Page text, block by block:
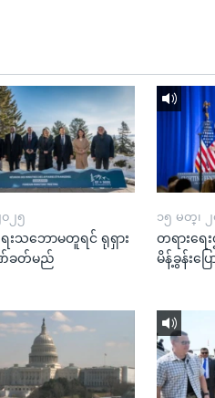
၂၅
းသဘောမတူရင် ရုရှား
ခတ်မည်
၁၅ မတ္၊ ၂
တရားရေး
မိန့်ခွန်းပြေ